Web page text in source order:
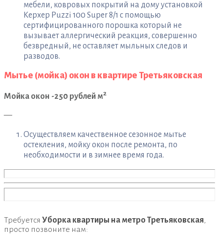
мебели, ковровых покрытий на дому установкой
Керхер Puzzi 100 Super 8/1 с помощью
сертифицированного порошка который не
вызывает аллергический реакция, совершенно
безвредный, не оставляет мыльных следов и
разводов.
Мытье (мойка) окон в квартире Третьяковская
Мойка окон -250 рублей м2
—
Осуществляем качественное сезонное мытье
остекления, мойку окон после ремонта, по
необходимости и в зимнее время года.
Требуется Уборка квартиры на метро Третьяковская,
просто позвоните нам: